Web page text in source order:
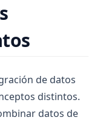
de datos
distintos.
datos de